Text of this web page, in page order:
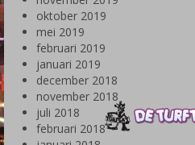
oktober 2019
mei 2019
februari 2019
januari 2019
december 2018
november 2018
juli 2018
februari 2018